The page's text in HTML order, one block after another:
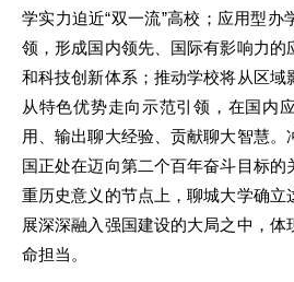
学实力迫近“双一流”高校；应用型办
领，形成国内领先、国际有影响力的
和科技创新体系；推动学校将从区域
从特色优势走向示范引领，在国内
用、输出聊大经验、贡献聊大智慧
国正处在迈向第二个百年奋斗目标的
重历史意义的节点上，聊城大学确立
展深深融入强国建设的大局之中，体
命担当。